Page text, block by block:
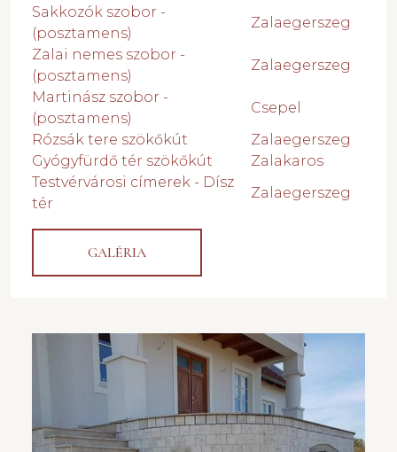
Sakkozók szobor -
(posztamens)
Zalaegerszeg
Zalai nemes szobor -
(posztamens)
Zalaegerszeg
Martinász szobor -
(posztamens)
Csepel
Rózsák tere szökőkút
Zalaegerszeg
Gyógyfürdő tér szökőkút
Zalakaros
Testvérvárosi címerek - Dísz
tér
Zalaegerszeg
GALÉRIA